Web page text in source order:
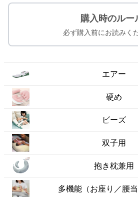
購入時のルー
必ず購入前にお読みく
エアー
硬め
ビーズ
双子用
抱き枕兼用
多機能（お座り／腰当